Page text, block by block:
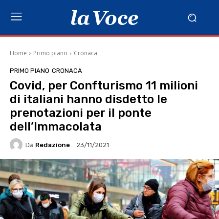
Home Primo piano Cronaca
PRIMO PIANO CRONACA
Covid, per Confturismo 11 milioni
di italiani hanno disdetto le
prenotazioni per il ponte
dell’Immacolata
Da Redazione 23/11/2021